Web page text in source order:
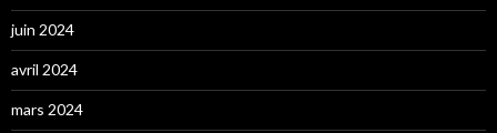
juin 2024
avril 2024
mars 2024